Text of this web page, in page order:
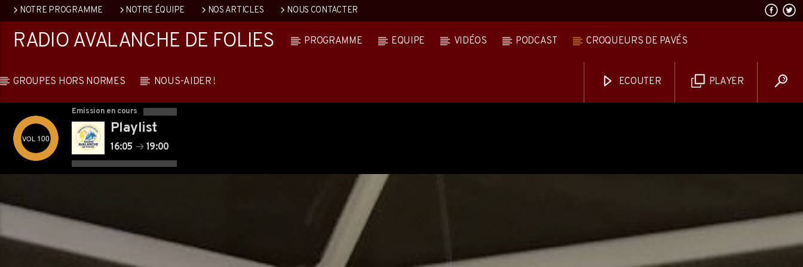
NOTRE PROGRAMME NOTRE ÉQUIPE NOS ARTICLES NOUS CONTACTER
RADIO AVALANCHE DE FOLIES PROGRAMME EQUIPE VIDÉOS PODCAST CROQUEURS DE PAVÉS
GROUPES HORS NORMES NOUS-AIDER ! PLAYER
ECOUTER
100
Emission en cours
Playlist
16:05 19:00